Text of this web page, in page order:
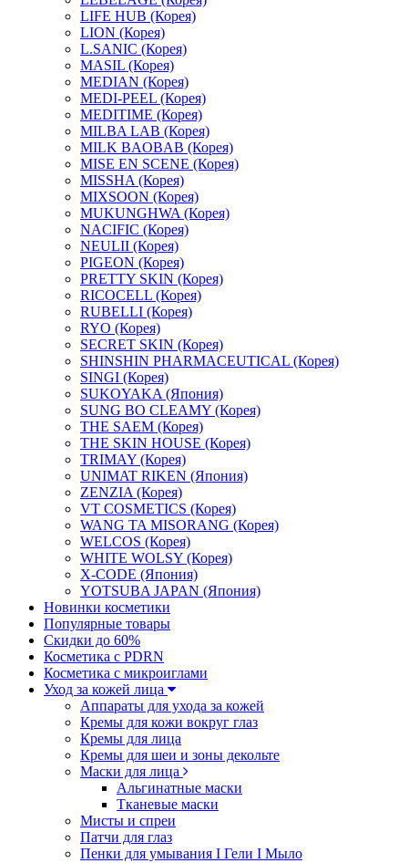
LIFE HUB (Корея)
LION (Корея)
L.SANIC (Корея)
MASIL (Корея)
MEDIAN (Корея)
MEDI-PEEL (Корея)
MEDITIME (Корея)
MILBA LAB (Корея)
MILK BAOBAB (Корея)
MISE EN SCENE (Корея)
MISSHA (Корея)
MIXSOON (Корея)
MUKUNGHWA (Корея)
NACIFIC (Корея)
NEULII (Корея)
PIGEON (Корея)
PRETTY SKIN (Корея)
RICOCELL (Корея)
RUBELLI (Корея)
RYO (Корея)
SECRET SKIN (Корея)
SHINSHIN PHARMACEUTICAL (Корея)
SINGI (Корея)
SUKOYAKA (Япония)
SUNG BO CLEAMY (Корея)
THE SAEM (Корея)
THE SKIN HOUSE (Корея)
TRIMAY (Корея)
UNIMAT RIKEN (Япония)
ZENZIA (Корея)
VT COSMETICS (Корея)
WANG TA MISORANG (Корея)
WELCOS (Корея)
WHITE WOLSY (Корея)
X-CODE (Япония)
YOTSUBA JAPAN (Япония)
Новинки косметики
Популярные товары
Скидки до 60%
Косметика с PDRN
Косметика с микроиглами
Уход за кожей лица
Аппараты для ухода за кожей
Кремы для кожи вокруг глаз
Кремы для лица
Кремы для шеи и зоны декольте
Маски для лица
Альгинатные маски
Тканевые маски
Мисты и спреи
Патчи для глаз
Пенки для умывания I Гели I Мыло